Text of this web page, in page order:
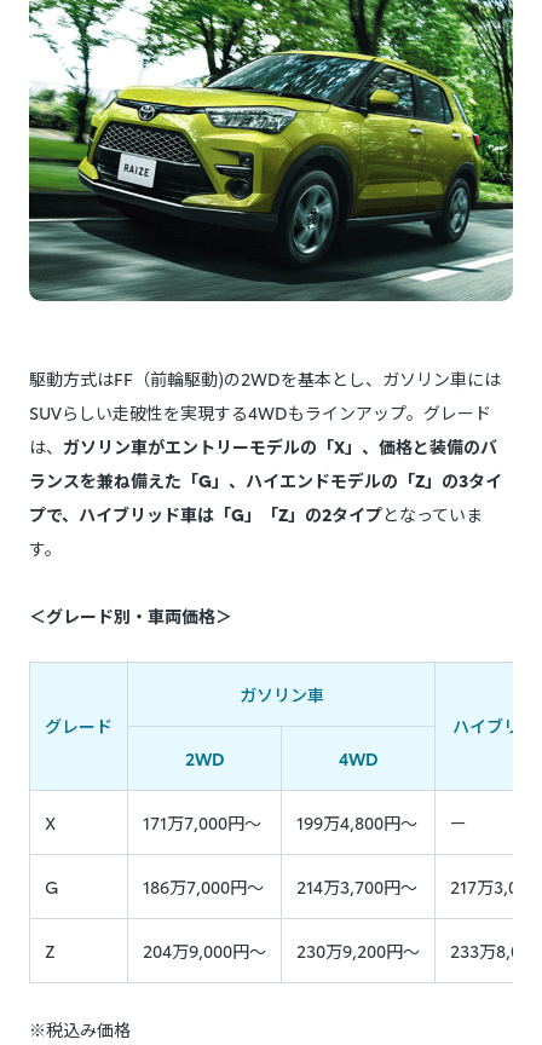
駆動方式はFF（前輪駆動)の2WDを基本とし、ガソリン車には
SUVらしい走破性を実現する4WDもラインアップ。グレード
は、 ガソリン車がエントリーモデルの「X」、価格と装備のバ
ランスを兼ね備えた「G」、ハイエンドモデルの「Z」の3タイ
プで、ハイブリッド車は「G」「Z」の2タイプとなっていま
す。
＜グレード別・車両価格＞
グレード
ガソリン車
ハイブリッ
2WD
4WD
X 171万7,000円〜 199万4,800円〜 ー
G 186万7,000円〜 214万3,700円〜 217万3,000
Z 204万9,000円〜 230万9,200円〜 233万
※税込み価格